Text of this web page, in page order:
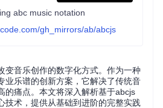
abc music notation
gh_mirrors/ab/abcjs
变音乐创作的数字化方式。作为一种
业乐谱的创新方案，它解决了传统音
的痛点。本文将深入解析基于abcjs
技术，提供从基础到进阶的完整实践